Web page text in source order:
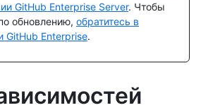
GitHub Enterprise Server. Чтобы
обновлению, обратитесь в
Enterprise.